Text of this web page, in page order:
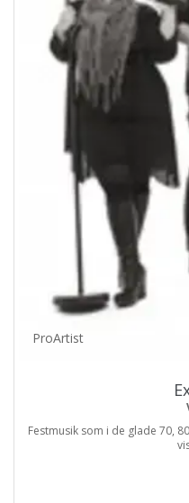
ProArtist
Festmusik som i de glade 70,